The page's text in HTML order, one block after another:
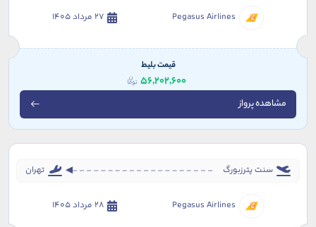
Pegasus Airlines 27 مرداد 1405
قیمت بلیط
56,202,600
مشاهده پرواز
سنت پترزبورگ تهران
Pegasus Airlines 28 مرداد 1405